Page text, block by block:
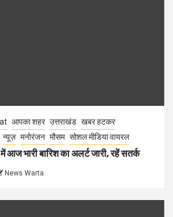
आपका शहर उत्तराखंड खबर हटकर
न्यूज़ मनोरंजन मौसम सोशल मीडिया वायरल
आज भारी बारिश का अलर्ट जारी, रहें सतर्क
News Warta